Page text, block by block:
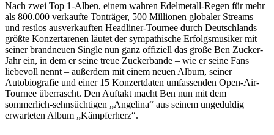
Nach zwei Top 1-Alben, einem wahren Edelmetall-Regen für mehr
als 800.000 verkaufte Tonträger, 500 Millionen globaler Streams
und restlos ausverkauften Headliner-Tournee durch Deutschlands
größte Konzertarenen läutet der sympathische Erfolgsmusiker mit
seiner brandneuen Single nun ganz offiziell das große Ben Zucker-
Jahr ein, in dem er seine treue Zuckerbande – wie er seine Fans
liebevoll nennt – außerdem mit einem neuen Album, seiner
Autobiografie und einer 15 Konzertdaten umfassenden Open-Air-
Tournee überrascht. Den Auftakt macht Ben nun mit dem
sommerlich-sehnsüchtigen „Angelina“ aus seinem ungeduldig
erwarteten Album „Kämpferherz“.